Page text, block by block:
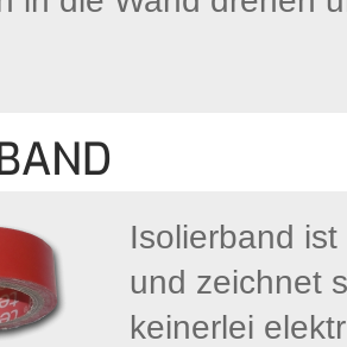
Isolierband
und zeichnet
keinerlei